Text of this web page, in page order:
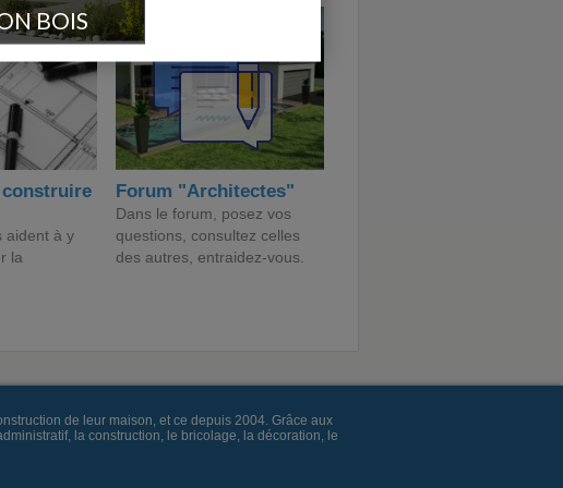
aident à y
la
Forum "Architectes"
Dans le forum, posez vos
questions, consultez celles
des autres, entraidez-vous.
de leur maison, et ce depuis 2004. Grâce aux
la construction, le bricolage, la décoration, le
BOIS